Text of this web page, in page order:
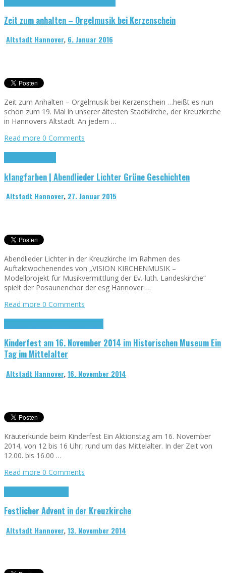
Zeit zum anhalten – Orgelmusik bei Kerzenschein
Altstadt Hannover, 6. Januar 2016
Zeit zum Anhalten – Orgelmusik bei Kerzenschein …heißt es nun
schon zum 19. Mal in unserer ältesten Stadtkirche, der Kreuzkirche
in Hannovers Altstadt. An jedem …
Read more 0 Comments
klangfarben | Abendlieder Lichter Grüne Geschichten
Altstadt Hannover, 27. Januar 2015
Abendlieder Lichter in der Kreuzkirche Im Rahmen des
Auftaktwochenendes von „VISION KIRCHENMUSIK –
Modellprojekt für Musikvermittlung der Ev.-luth. Landeskirche“
spielt der Posaunenchor der esg Hannover …
Read more 0 Comments
Kinderfest am 16. November 2014 im Historischen Museum Ein
Tag im Mittelalter
Altstadt Hannover,16. November 2014
Kräuterkunde beim Kinderfest Ein Aktionstag am 16. November
2014, von 12 bis 16 Uhr, rund um das Mittelalter. In der Zeit von
12.00. bis 16.00 …
Read more 0 Comments
Festlicher Advent in der Kreuzkirche
Altstadt Hannover,13. November 2014